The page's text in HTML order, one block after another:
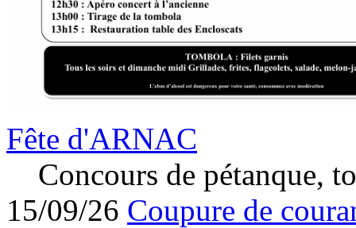
Fête d'ARNAC
Concours de pétanque,
15/09/26 Coupure de